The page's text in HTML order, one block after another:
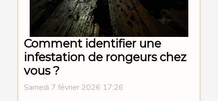
Comment identifier une
infestation de rongeurs chez
vous ?
Samedi 7 février 2026 17:26